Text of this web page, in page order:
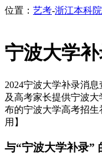
位置： 艺考-浙江本科
宁波大学
2024宁波大学补录消
及高考家长提供宁波大
布的宁波大学高考招
用】
与“宁波大学补录”